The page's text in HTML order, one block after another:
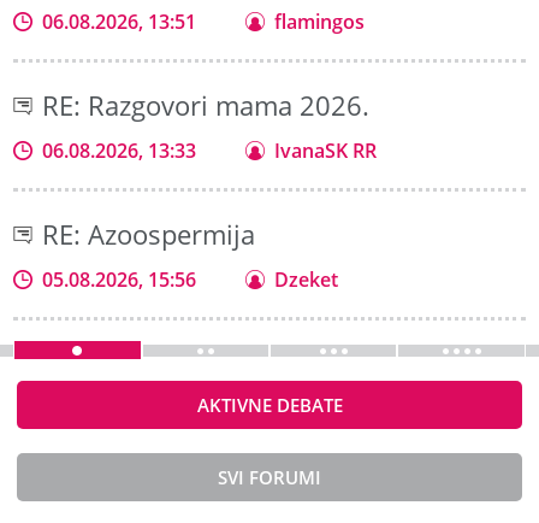
06.08.2026, 13:51 flamingos
RE: Razgovori mama 2026.
06.08.2026, 13:33 IvanaSK RR
RE: Azoospermija
05.08.2026, 15:56 Dzeket
AKTIVNE DEBATE
SVI FORUMI